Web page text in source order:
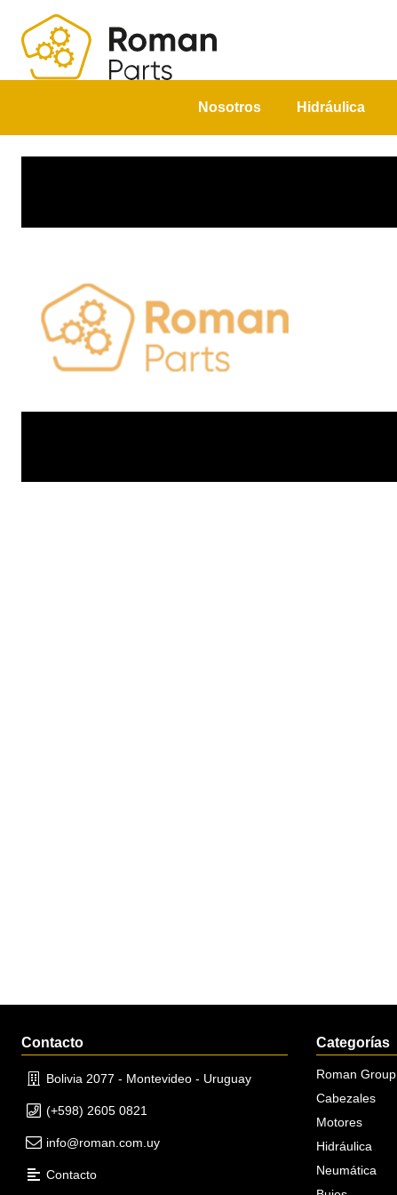
Nosotros Hidráulica
Contacto
Bolivia 2077 - Montevideo - Uruguay
(+598) 2605 0821
info@roman.com.uy
Contacto
Categorías
Roman Group
Cabezales
Motores
Hidráulica
Neumática